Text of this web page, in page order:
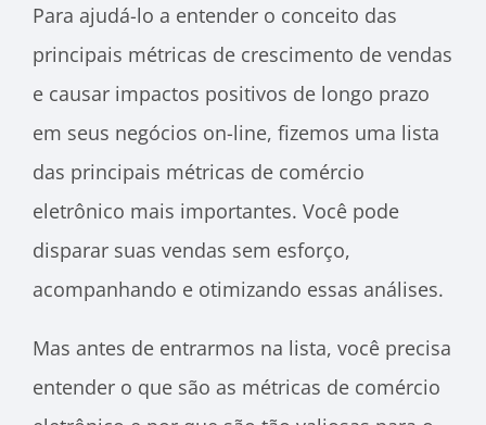
Para ajudá-lo a entender o conceito das
principais métricas de crescimento de vendas
e causar impactos positivos de longo prazo
em seus negócios on-line, fizemos uma lista
das principais métricas de comércio
eletrônico mais importantes. Você pode
disparar suas vendas sem esforço,
acompanhando e otimizando essas análises.
Mas antes de entrarmos na lista, você precisa
entender o que são as métricas de comércio